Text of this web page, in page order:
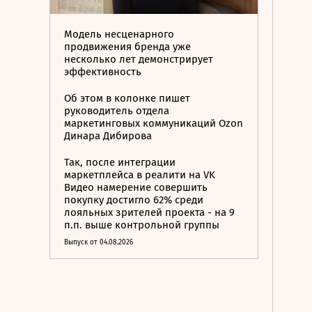
Модель несценарного
продвижения бренда уже
несколько лет демонстрирует
эффективность
Об этом в колонке пишет
руководитель отдела
маркетинговых коммуникаций Ozon
Динара Дибирова
Так, после интеграции
маркетплейса в реалити на VK
Видео намерение совершить
покупку достигло 62% среди
лояльных зрителей проекта - на 9
п.п. выше контрольной группы
Выпуск от 04.08.2026